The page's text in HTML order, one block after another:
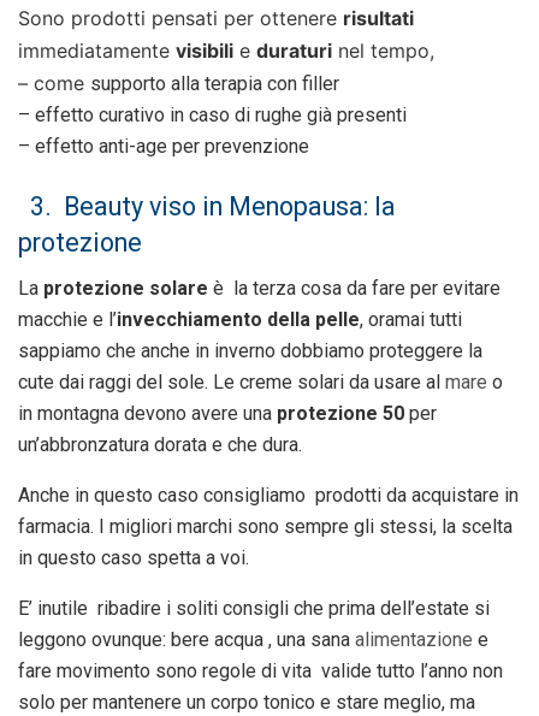
Sono prodotti pensati per ottenere risultati
immediatamente visibili e duraturi nel tempo,
– come supporto alla terapia con filler
– effetto curativo in caso di rughe già presenti
– effetto anti-age per prevenzione
3. Beauty viso in Menopausa: la
protezione
La protezione solare è la terza cosa da fare per evitare
macchie e l’invecchiamento della pelle, oramai tutti
sappiamo che anche in inverno dobbiamo proteggere la
cute dai raggi del sole. Le creme solari da usare al mare o
in montagna devono avere una protezione 50 per
un’abbronzatura dorata e che dura.
Anche in questo caso consigliamo prodotti da acquistare in
farmacia. I migliori marchi sono sempre gli stessi, la scelta
in questo caso spetta a voi.
E’ inutile ribadire i soliti consigli che prima dell’estate si
leggono ovunque: bere acqua , una sana alimentazione e
fare movimento sono regole di vita valide tutto l’anno non
solo per mantenere un corpo tonico e stare meglio, ma